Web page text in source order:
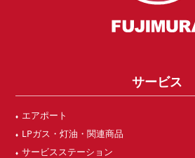
サービス
エアポート
LPガス・灯油・関連商品
サービスステーション